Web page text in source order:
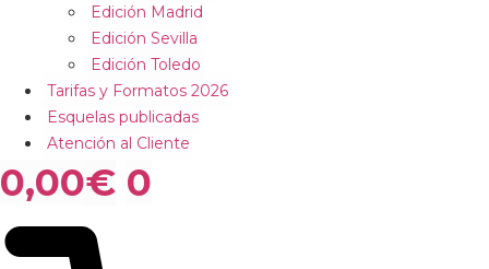
Edición Madrid
Edición Sevilla
Edición Toledo
Tarifas y Formatos 2026
Esquelas publicadas
Atención al Cliente
0,00€ 0